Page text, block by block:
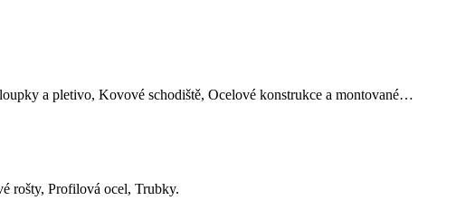
a pletivo, Kovové schodiště, Ocelové konstrukce a montované…
rošty, Profilová ocel, Trubky.